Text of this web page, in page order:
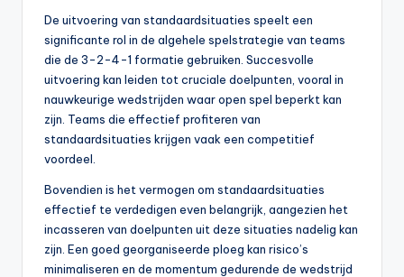
De uitvoering van standaardsituaties speelt een
significante rol in de algehele spelstrategie van teams
die de 3-2-4-1 formatie gebruiken. Succesvolle
uitvoering kan leiden tot cruciale doelpunten, vooral in
nauwkeurige wedstrijden waar open spel beperkt kan
zijn. Teams die effectief profiteren van
standaardsituaties krijgen vaak een competitief
voordeel.
Bovendien is het vermogen om standaardsituaties
effectief te verdedigen even belangrijk, aangezien het
incasseren van doelpunten uit deze situaties nadelig kan
zijn. Een goed georganiseerde ploeg kan risico’s
minimaliseren en de momentum gedurende de wedstrijd